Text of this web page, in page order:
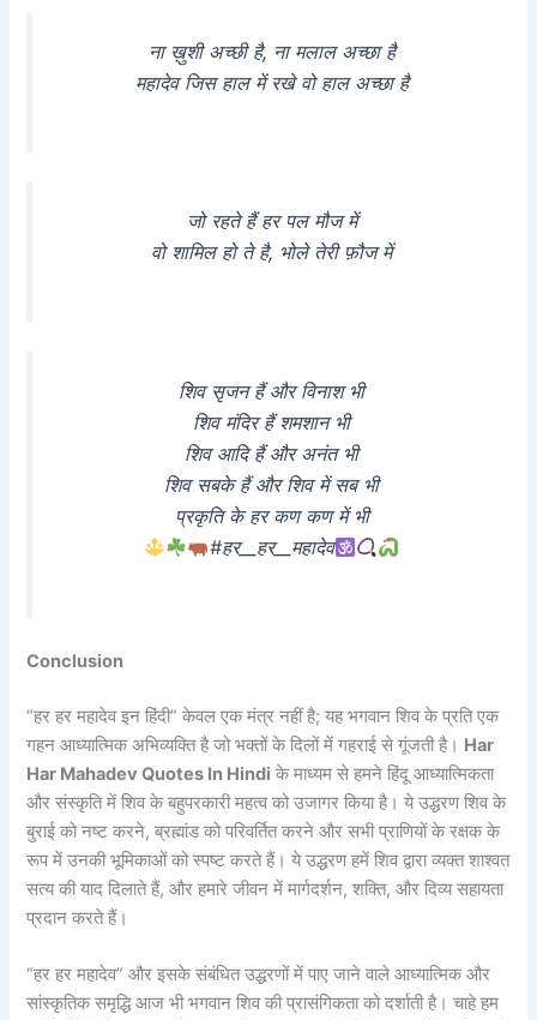
ना ख़ुशी अच्छी है, ना मलाल अच्छा है
महादेव जिस हाल में रखे वो हाल अच्छा है
जो रहते हैं हर पल मौज में
वो शामिल हो ते है, भोले तेरी फ़ौज में
शिव सृजन हैं और विनाश भी
शिव मंदिर हैं शमशान भी
शिव आदि हैं और अनंत भी
शिव सबके हैं और शिव में सब भी
प्रकृति के हर कण कण में भी
#हर__हर__महादेव
Conclusion
“हर हर महादेव इन हिंदी” केवल एक मंत्र नहीं है; यह भगवान शिव के प्रति एक
गहन आध्यात्मिक अभिव्यक्ति है जो भक्तों के दिलों में गहराई से गूंजती है। Har
Har Mahadev Quotes In Hindi के माध्यम से हमने हिंदू आध्यात्मिकता
और संस्कृति में शिव के बहुपरकारी महत्व को उजागर किया है। ये उद्धरण शिव के
बुराई को नष्ट करने, ब्रह्मांड को परिवर्तित करने और सभी प्राणियों के रक्षक के
रूप में उनकी भूमिकाओं को स्पष्ट करते हैं। ये उद्धरण हमें शिव द्वारा व्यक्त शाश्वत
सत्य की याद दिलाते हैं, और हमारे जीवन में मार्गदर्शन, शक्ति, और दिव्य सहायता
प्रदान करते हैं।
“हर हर महादेव” और इसके संबंधित उद्धरणों में पाए जाने वाले आध्यात्मिक और
सांस्कृतिक समृद्धि आज भी भगवान शिव की प्रासंगिकता को दर्शाती है। चाहे हम